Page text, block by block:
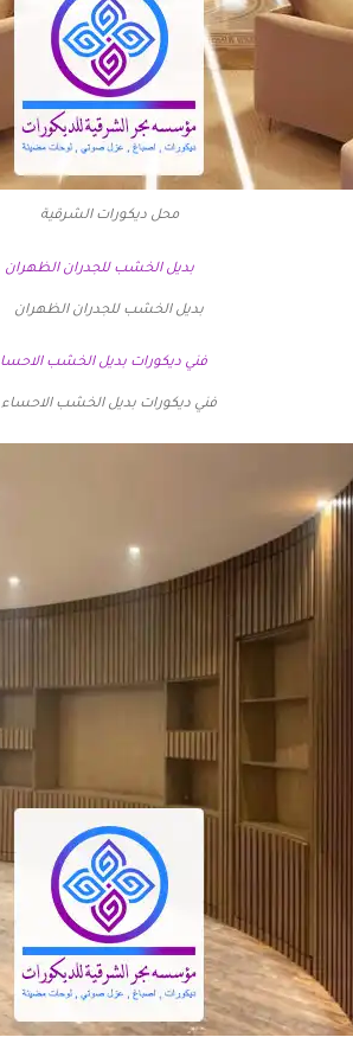
محل ديكورات الشرقية
بديل الخشب للجدران الظهران
فني ديكورات بديل الخشب الاحساء